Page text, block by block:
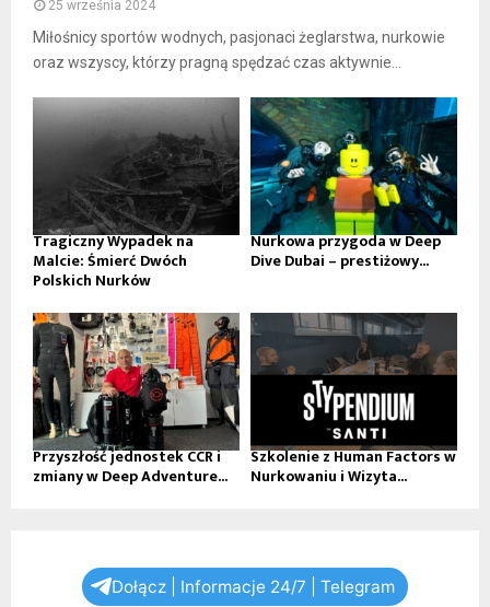
25 września 2024
Miłośnicy sportów wodnych, pasjonaci żeglarstwa, nurkowie
oraz wszyscy, którzy pragną spędzać czas aktywnie...
Tragiczny Wypadek na
Malcie: Śmierć Dwóch
Polskich Nurków
Nurkowa przygoda w Deep
Dive Dubai – prestiżowy...
Przyszłość jednostek CCR i
zmiany w Deep Adventure...
Szkolenie z Human Factors w
Nurkowaniu i Wizyta...
Dołącz | Informacje 24/7 | Telegram